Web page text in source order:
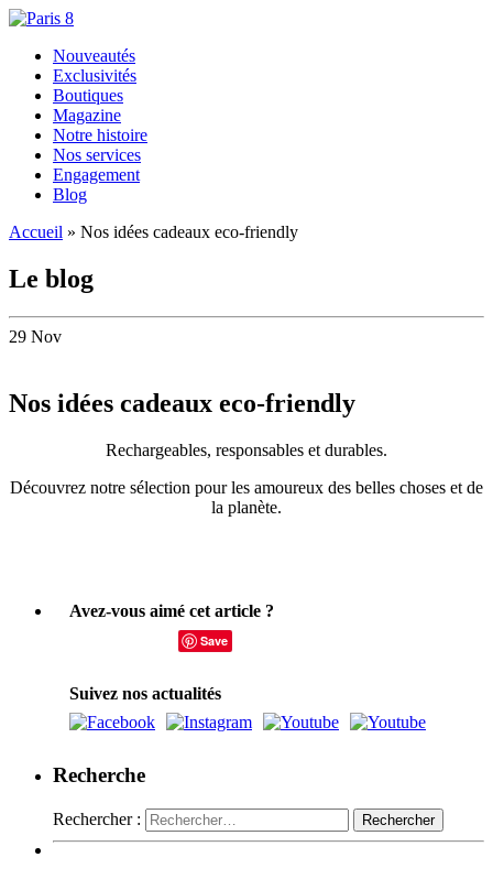
Nouveautés
Exclusivités
Boutiques
Magazine
Notre histoire
Nos services
Engagement
Blog
Accueil » Nos idées cadeaux eco-friendly
Le blog
29 Nov
Nos idées cadeaux eco-friendly
Rechargeables, responsables et durables.
Découvrez notre sélection pour les amoureux des belles choses et de
la planète.
Avez-vous aimé cet article ?
Save
Suivez nos actualités
Recherche
Rechercher :